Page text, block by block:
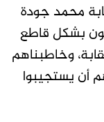
محمد جودة
بشكل قاطع
وخاطبناهم
أن يستجيبوا